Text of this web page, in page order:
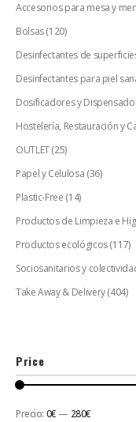
Accesorios para mesa y
Bolsas(120)
Desinfectantes de
Desinfectantes para piel
Dosificadores y
Hostelería, Restauración y
OUTLET(25)
Papel y Celulosa (36)
Plastic-Free (14)
Productos de Limpieza e
Productos ecológicos(117)
Sociosanitarios y
Take Away & Delivery(404)
Price
Precio: 0€ — 280€